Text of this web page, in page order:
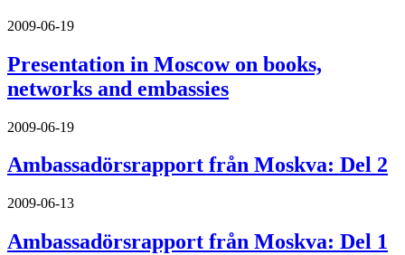
2009-06-19
Presentation in Moscow on books,
networks and embassies
2009-06-19
Ambassadörsrapport från Moskva: Del 2
2009-06-13
Ambassadörsrapport från Moskva: Del 1